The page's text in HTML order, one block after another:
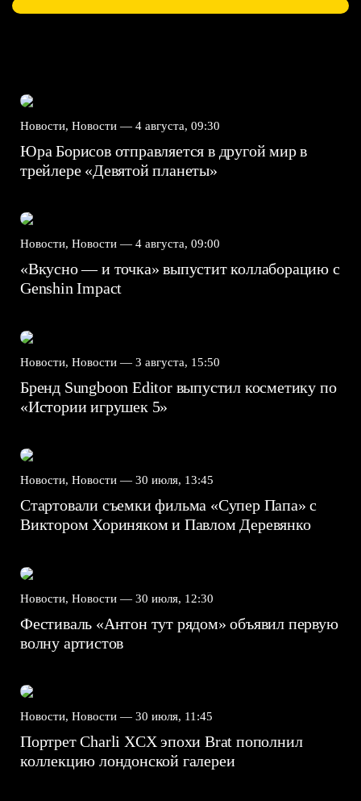
Новости, Новости — 4 августа, 09:30
Юра Борисов отправляется в другой мир в
трейлере «Девятой планеты»
Новости, Новости — 4 августа, 09:00
«Вкусно — и точка» выпустит коллаборацию с
Genshin Impact⁠⁠
Новости, Новости — 3 августа, 15:50
Бренд Sungboon Editor выпустил косметику по
«Истории игрушек 5»
Новости, Новости — 30 июля, 13:45
Стартовали съемки фильма «Супер Папа» с
Виктором Хориняком и Павлом Деревянко
Новости, Новости — 30 июля, 12:30
Фестиваль «Антон тут рядом» объявил первую
волну артистов
Новости, Новости — 30 июля, 11:45
Портрет Charli XCX эпохи Brat пополнил
коллекцию лондонской галереи